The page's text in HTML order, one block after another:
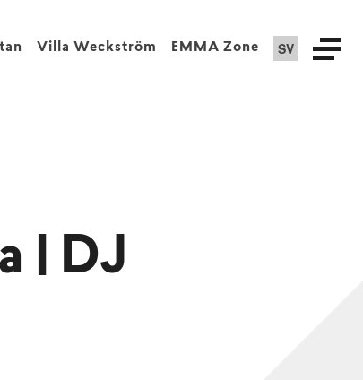
Villa Weckström EMMA Zone SV
| DJ